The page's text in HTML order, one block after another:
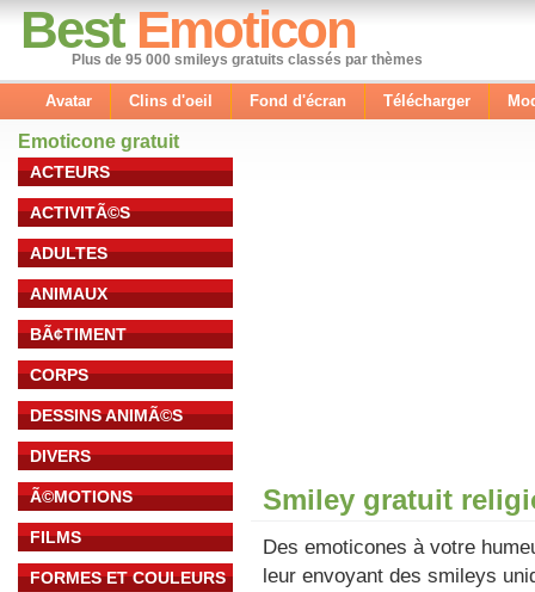
Best Emoticon
Plus de 95 000 smileys gratuits classés par thèmes
Avatar Clins d'oeil Fond d'écran Télécharger
Emoticone gratuit
ACTEURS
ACTIVITÃ©S
ADULTES
ANIMAUX
BÃ¢TIMENT
CORPS
DESSINS ANIMÃ©S
DIVERS
Ã©MOTIONS
FILMS
FORMES ET COULEURS
Smiley gratuit
Des emoticones à votre
leur envoyant des smileys